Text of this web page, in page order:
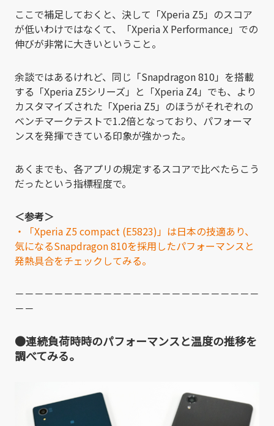
ここで補足しておくと、決して「Xperia Z5」のスコア
が低いわけではなくて、「Xperia X Performance」での
伸びが非常に大きいということ。
余談ではあるけれど、同じ「Snapdragon 810」を搭載
する「Xperia Z5シリーズ」と「Xperia Z4」でも、より
カスタマイズされた「Xperia Z5」のほうがそれぞれの
ベンチマークテストで1.2倍となっており、パフォーマ
ンスを発揮できている印象が強かった。
あくまでも、各アプリの規定するスコアで比べたらこう
だったという指標程度で。
＜参考＞
・「Xperia Z5 compact (E5823)」は日本の技適あり、
気になるSnapdragon 810を採用したパフォーマンスと
発熱具合をチェックしてみる。
－－－－－－－－－－－－－－－－－－－－－－－－－
－－
●連続負荷時時のパフォーマンスと温度の推移を
調べてみる。